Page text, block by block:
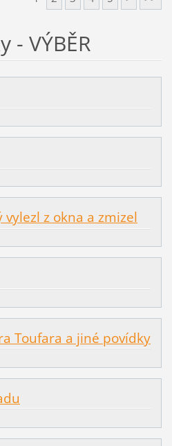
- VÝBĚR
z okna a zmizel
Toufara a jiné povídky